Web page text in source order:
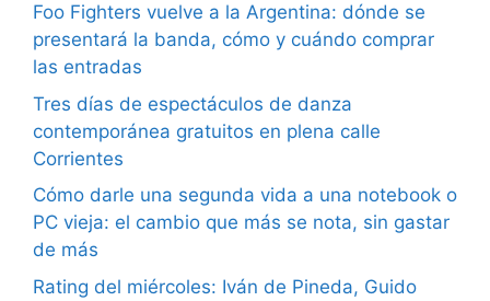
Foo Fighters vuelve a la Argentina: dónde se
presentará la banda, cómo y cuándo comprar
las entradas
Tres días de espectáculos de danza
contemporánea gratuitos en plena calle
Corrientes
Cómo darle una segunda vida a una notebook o
PC vieja: el cambio que más se nota, sin gastar
de más
Rating del miércoles: Iván de Pineda, Guido